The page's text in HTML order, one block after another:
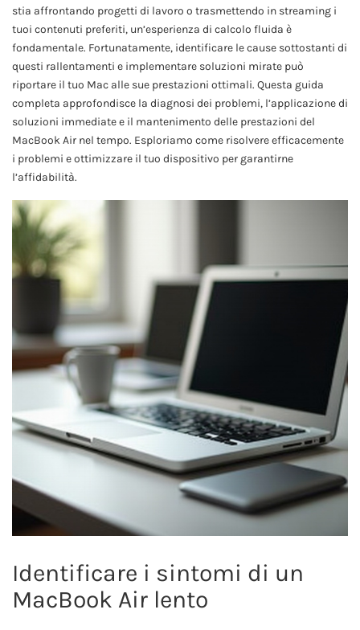
stia affrontando progetti di lavoro o trasmettendo in streaming i
tuoi contenuti preferiti, un’esperienza di calcolo fluida è
fondamentale. Fortunatamente, identificare le cause sottostanti di
questi rallentamenti e implementare soluzioni mirate può
riportare il tuo Mac alle sue prestazioni ottimali. Questa guida
completa approfondisce la diagnosi dei problemi, l’applicazione di
soluzioni immediate e il mantenimento delle prestazioni del
MacBook Air nel tempo. Esploriamo come risolvere efficacemente
i problemi e ottimizzare il tuo dispositivo per garantirne
l’affidabilità.
Identificare i sintomi di un
MacBook Air lento